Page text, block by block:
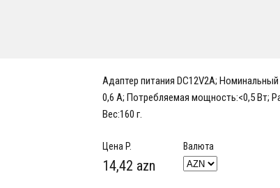
Цена P.
14,42 azn
Валюта
Адаптер питания DC12V2A;
0,6 А; Потребляемая мощность:<0,5 Вт;
Вес:160 г.